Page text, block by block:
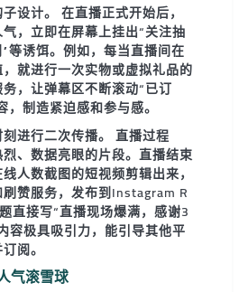
设计。 在直播正式开始后，
，立即在屏幕上挂出“关注抽
等诱饵。例如，每当直播间在
就进行一次实物或虚拟礼品的
，让弹幕区不断滚动“已订
，制造紧迫感和参与感。
进行二次传播。 直播过程
、数据亮眼的片段。直播结束
人数截图的短视频剪辑出来，
刷赞服务，发布到Instagram R
直接写“直播现场爆满，感谢3
容极具吸引力，能引导其他平
阅。
气滚雪球